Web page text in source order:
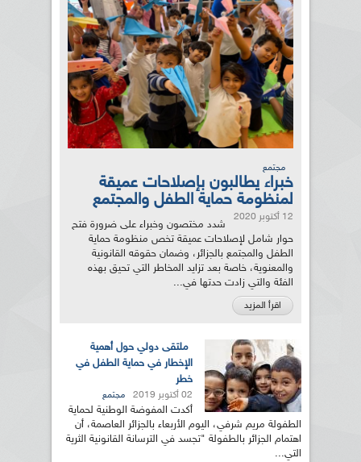
مجتمع
خبراء يطالبون بإصلاحات عميقة
لمنظومة حماية الطفل والمجتمع
12 أكتوبر 2020
شدد مختصون وخبراء على ضرورة فتح
حوار شامل لإصلاحات عميقة تخص منظومة حماية
الطفل والمجتمع بالجزائر، وضمان حقوقه القانونية
والمعنوية، خاصة بعد تزايد المخاطر التي تحيق بهذه
الفئة والتي زادت حدتها في...
اقرأ المزيد
ملتقى دولي حول أهمية
الإخطار في حماية الطفل في
خطر
02 أكتوبر 2019 مجتمع
أكدت المفوضة الوطنية لحماية
الطفولة مريم شرفي، اليوم الأربعاء بالجزائر العاصمة، أن
اهتمام الجزائر بالطفولة "تجسد في الترسانة القانونية الثرية
التي...